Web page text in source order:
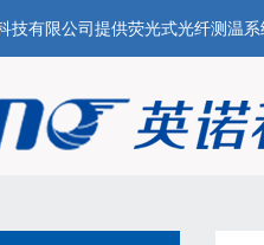
技有限公司提供荧光式光纤测温